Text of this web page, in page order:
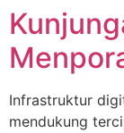
Infrastruktur
mendukung